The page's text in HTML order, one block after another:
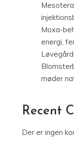
Moxa-
energi,
møder
Recent
Der er ingen